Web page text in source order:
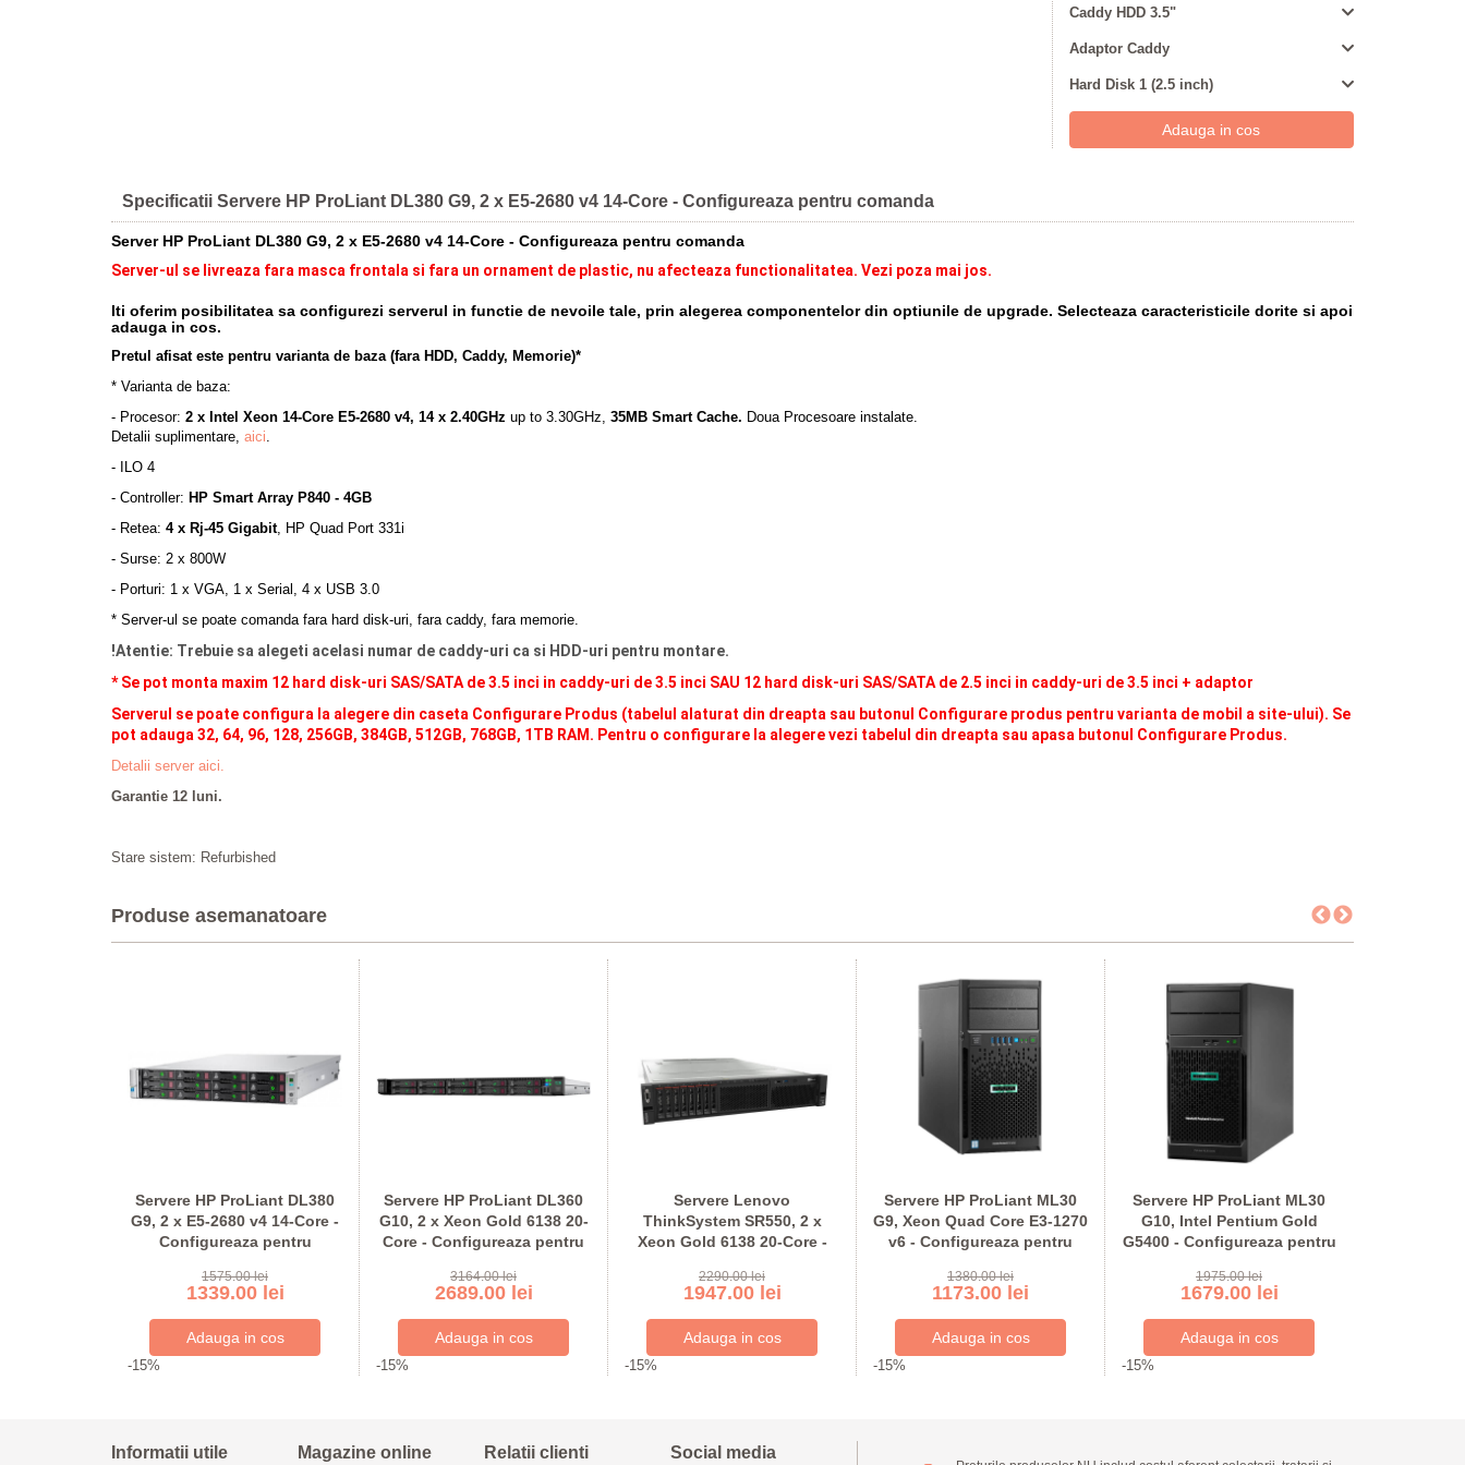
Caddy HDD 3.5"
Adaptor Caddy
Hard Disk 1 (2.5 inch)
Specificatii Servere HP ProLiant DL380 G9, 2 x E5-2680 v4 14-Core - Configureaza pentru comanda
Server HP ProLiant DL380 G9, 2 x E5-2680 v4 14-Core - Configureaza pentru comanda
Server-ul se livreaza fara masca frontala si fara un ornament de plastic, nu afecteaza functionalitatea. Vezi poza mai jos.
Iti oferim posibilitatea sa configurezi serverul in functie de nevoile tale, prin alegerea componentelor din optiunile de upgrade. Selecteaza caracteristicile dorite si apoi
adauga in cos.
Pretul afisat este pentru varianta de baza (fara HDD, Caddy, Memorie)*
* Varianta de baza:
- Procesor: 2 x Intel Xeon 14-Core E5-2680 v4, 14 x 2.40GHz up to 3.30GHz, 35MB Smart Cache. Doua Procesoare instalate.
Detalii suplimentare, aici.
- ILO 4
- Controller: HP Smart Array P840 - 4GB
- Retea: 4 x Rj-45 Gigabit, HP Quad Port 331i
- Surse: 2 x 800W
- Porturi: 1 x VGA, 1 x Serial, 4 x USB 3.0
* Server-ul se poate comanda fara hard disk-uri, fara caddy, fara memorie.
!Atentie: Trebuie sa alegeti acelasi numar de caddy-uri ca si HDD-uri pentru montare.
* Se pot monta maxim 12 hard disk-uri SAS/SATA de 3.5 inci in caddy-uri de 3.5 inci SAU 12 hard disk-uri SAS/SATA de 2.5 inci in caddy-uri de 3.5 inci + adaptor
Serverul se poate configura la alegere din caseta Configurare Produs (tabelul alaturat din dreapta sau butonul Configurare produs pentru varianta de mobil a site-ului). Se
pot adauga 32, 64, 96, 128, 256GB, 384GB, 512GB, 768GB, 1TB RAM. Pentru o configurare la alegere vezi tabelul din dreapta sau apasa butonul Configurare Produs.
Detalii server aici.
Garantie 12 luni.
Stare sistem: Refurbished
Produse asemanatoare
Servere HP ProLiant DL380
G9, 2 x E5-2680 v4 14-Core -
Configureaza pentru
1575.00 lei
1339.00 lei
-15%
Servere HP ProLiant DL360
G10, 2 x Xeon Gold 6138 20-
Core - Configureaza pentru
3164.00 lei
2689.00 lei
-15%
Servere Lenovo
ThinkSystem SR550, 2 x
Xeon Gold 6138 20-Core -
comanda
2290.00 lei
1947.00 lei
-15%
Servere HP ProLiant ML30
G9, Xeon Quad Core E3-1270
v6 - Configureaza pentru
1380.00 lei
1173.00 lei
-15%
Servere HP ProLiant ML30
G10, Intel Pentium Gold
G5400 - Configureaza pentru
1975.00 lei
1679.00 lei
-15%
Informatii utile Magazine online Relatii clienti Social media